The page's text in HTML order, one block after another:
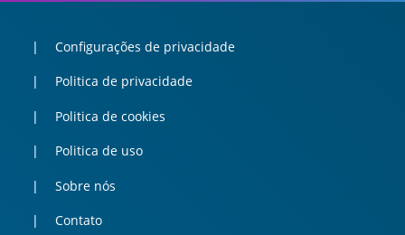
Configurações de privacidade
Politica de privacidade
Politica de cookies
Politica de uso
Sobre nós
Contato